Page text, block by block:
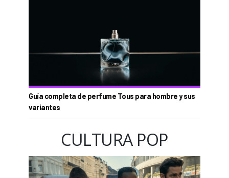
Guía completa de perfume Tous para hombre y sus
variantes
CULTURA POP